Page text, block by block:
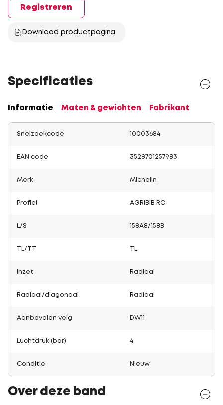
Registreren
Download productpagina
Specificaties
Informatie Maten & gewichten Fabrikant
Snelzoekcode 10003684
EAN code 3528701257983
Merk Michelin
Profiel AGRIBIB RC
L/S 158A8/158B
TL/TT
Inzet Radiaal
Radiaal/diagonaal Radiaal
Aanbevolen velg DW11
Luchtdruk (bar) 4
Conditie Nieuw
Over deze band